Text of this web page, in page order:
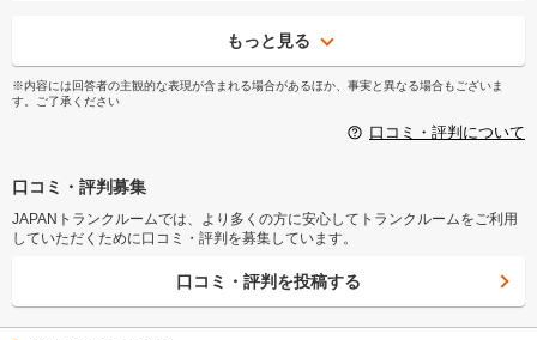
もっと見る
※内容には回答者の主観的な表現が含まれる場合があるほか、事実と異なる場合もございま
す。ご了承ください
口コミ・評判について
口コミ・評判募集
JAPANトランクルームでは、より多くの方に安心してトランクルームをご利用
していただくために口コミ・評判を募集しています。
口コミ・評判を投稿する